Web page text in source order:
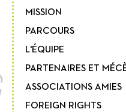
MISSION
PARCOURS
L'ÉQUIPE
PARTENAIRES ET
ASSOCIATIONS AMIES
FOREIGN RIGHTS